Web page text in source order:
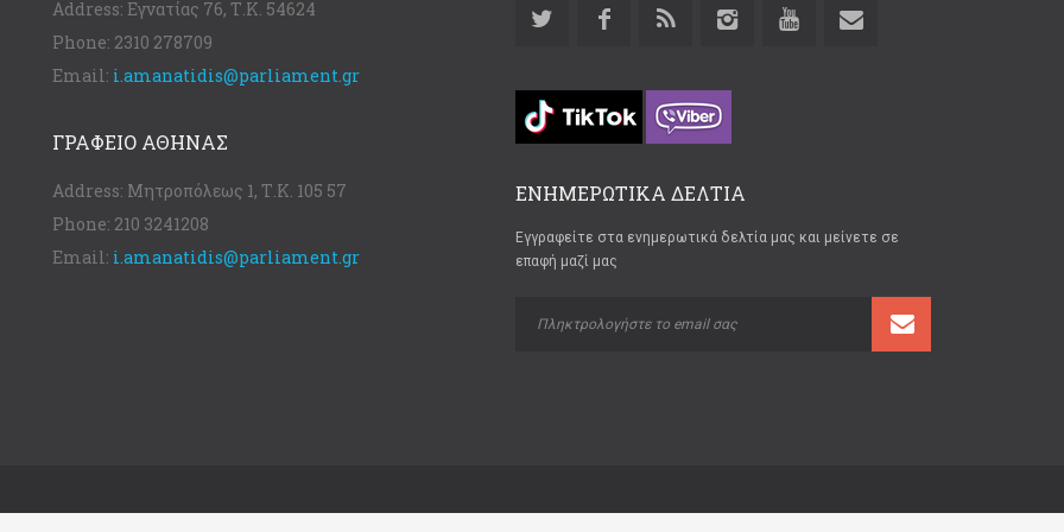
Address: Εγνατίας 76, Τ.Κ. 54624
Phone: 2310 278709
Email: i.amanatidis@parliament.gr
ΓΡΑΦΕΊΟ ΑΘΉΝΑΣ
Address: Μητροπόλεως 1, Τ.Κ. 105 57
Phone: 210 3241208
Email: i.amanatidis@parliament.gr
ΕΝΗΜΕΡΩΤΙΚΑ ΔΕΛΤΙΑ
Εγγραφείτε στα ενημερωτικά δελτία μας και μείνετε σε
επαφή μαζί μας